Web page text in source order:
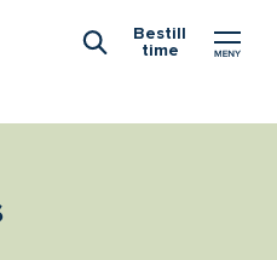
Bestill
time